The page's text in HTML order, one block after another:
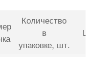
Количество
в
упаковке, шт.